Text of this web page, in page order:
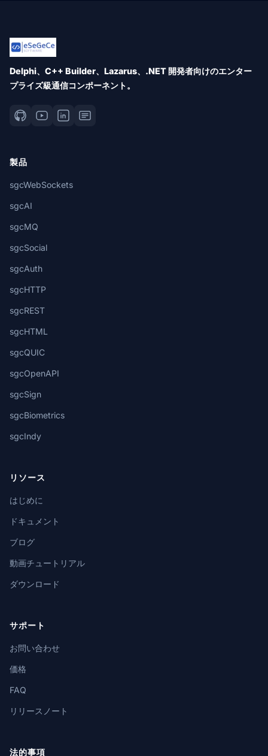
Delphi、C++ Builder、Lazarus、.NET 開発者向けのエンター
プライズ級通信コンポーネント。
製品
sgcWebSockets
sgcAI
sgcMQ
sgcSocial
sgcAuth
sgcHTTP
sgcREST
sgcHTML
sgcQUIC
sgcOpenAPI
sgcSign
sgcBiometrics
sgcIndy
リソース
はじめに
ドキュメント
ブログ
動画チュートリアル
ダウンロード
サポート
お問い合わせ
価格
FAQ
リリースノート
法的事項